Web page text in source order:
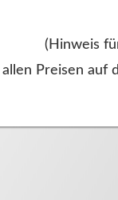
(Hinweis
allen Preisen auf